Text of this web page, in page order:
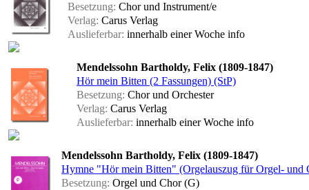
Besetzung: Chor und Instrument/e
Verlag: Carus Verlag
Auslieferbar: innerhalb einer Woche info
Mendelssohn Bartholdy, Felix (1809-1847)
Hör mein Bitten (2 Fassungen) (StP)
Besetzung: Chor und Orchester
Verlag: Carus Verlag
Auslieferbar: innerhalb einer Woche info
Mendelssohn Bartholdy, Felix (1809-1847)
Hymne "Hör mein Bitten" (Orgelauszug für Orgel- und
Besetzung: Orgel und Chor (G)